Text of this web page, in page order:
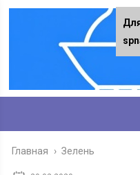
Главная › Зелень